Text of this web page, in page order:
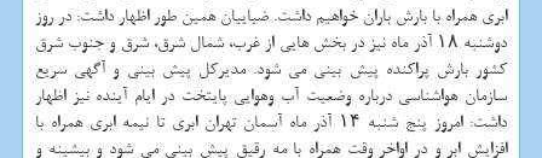
ابری همراه با بارش باران خواهیم داشت. ضیاییان همین طور اظهار داشت: در روز
دوشنبه ۱۸ آذر ماه نیز در بخش هایی از غرب، شمال شرق، شرق و جنوب شرق
كشور بارش پراكنده پیش بینی می شود. مدیركل پیش بینی و آگهی سریع
سازمان هواشناسی درباره وضعیت آب وهوایی پایتخت در ایام آینده نیز اظهار
داشت: امروز پنج شنبه ۱۴ آذر ماه آسمان تهران ابری تا نیمه ابری همراه با
افزایش ابر و در اواخر وقت همراه با مه رقیق پیش بینی می شود و بیشینه و